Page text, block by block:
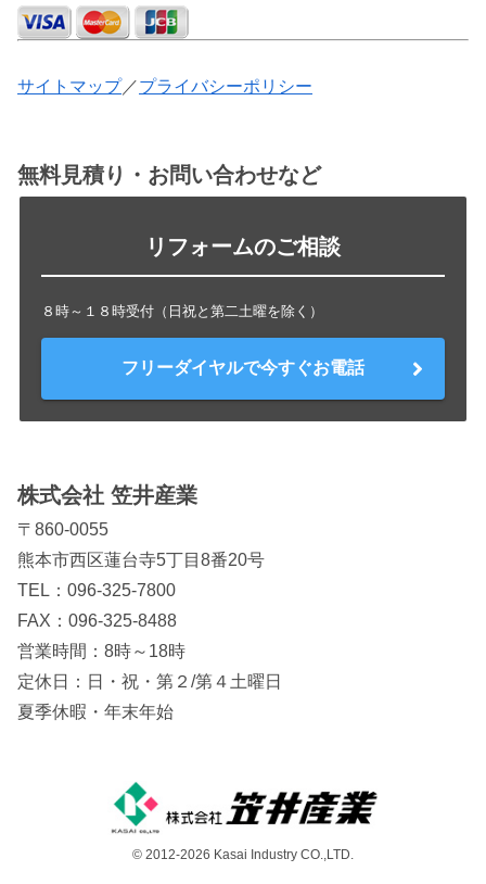
サイトマップ／プライバシーポリシー
無料見積り・お問い合わせなど
リフォームのご相談
８時～１８時受付（日祝と第二土曜を除く）
フリーダイヤルで今すぐお電話
株式会社 笠井産業
〒860-0055
熊本市西区蓮台寺5丁目8番20号
TEL： 096-325-7800
FAX：096-325-8488
営業時間：8時～18時
定休日：日・祝・第２/第４土曜日
夏季休暇・年末年始
© 2012-2026 Kasai Industry CO.,LTD.